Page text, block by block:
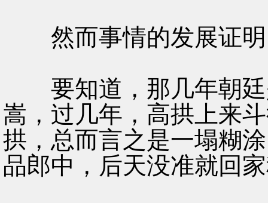
然而事情的发展证明
要知道，那几年朝廷
嵩，过几年，高拱上来
拱，总而言之是一塌糊
品郎中，后天没准就回